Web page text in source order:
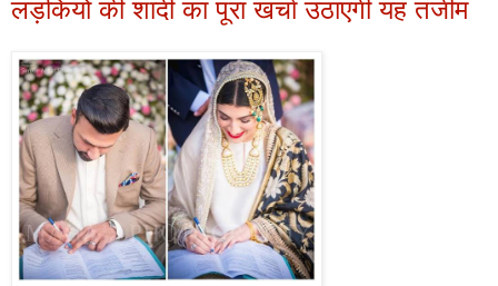
लड़कियों की शादी का पूरा खर्चा उठाएगी यह तंजीम